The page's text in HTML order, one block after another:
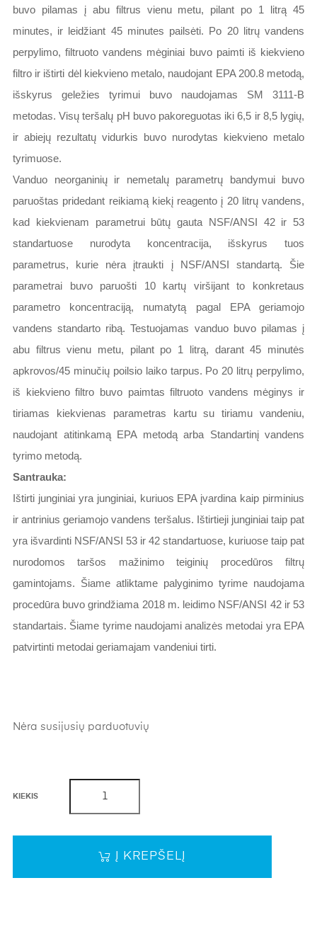
buvo pilamas į abu filtrus vienu metu, pilant po 1 litrą 45
minutes, ir leidžiant 45 minutes pailsėti. Po 20 litrų vandens
perpylimo, filtruoto vandens mėginiai buvo paimti iš kiekvieno
filtro ir ištirti dėl kiekvieno metalo, naudojant EPA 200.8 metodą,
išskyrus geležies tyrimui buvo naudojamas SM 3111-B
metodas. Visų teršalų pH buvo pakoreguotas iki 6,5 ir 8,5 lygių,
ir abiejų rezultatų vidurkis buvo nurodytas kiekvieno metalo
tyrimuose.
Vanduo neorganinių ir nemetalų parametrų bandymui buvo
paruoštas pridedant reikiamą kiekį reagento į 20 litrų vandens,
kad kiekvienam parametrui būtų gauta NSF/ANSI 42 ir 53
standartuose nurodyta koncentracija, išskyrus tuos
parametrus, kurie nėra įtraukti į NSF/ANSI standartą. Šie
parametrai buvo paruošti 10 kartų viršijant to konkretaus
parametro koncentraciją, numatytą pagal EPA geriamojo
vandens standarto ribą. Testuojamas vanduo buvo pilamas į
abu filtrus vienu metu, pilant po 1 litrą, darant 45 minutės
apkrovos/45 minučių poilsio laiko tarpus. Po 20 litrų perpylimo,
iš kiekvieno filtro buvo paimtas filtruoto vandens mėginys ir
tiriamas kiekvienas parametras kartu su tiriamu vandeniu,
naudojant atitinkamą EPA metodą arba Standartinį vandens
tyrimo metodą.
Santrauka:
Ištirti junginiai yra junginiai, kuriuos EPA įvardina kaip pirminius
ir antrinius geriamojo vandens teršalus. Ištirtieji junginiai taip pat
yra išvardinti NSF/ANSI 53 ir 42 standartuose, kuriuose taip pat
nurodomos taršos mažinimo teiginių procedūros filtrų
gamintojams. Šiame atliktame palyginimo tyrime naudojama
procedūra buvo grindžiama 2018 m. leidimo NSF/ANSI 42 ir 53
standartais. Šiame tyrime naudojami analizės metodai yra EPA
patvirtinti metodai geriamajam vandeniui tirti.
Nėra susijusių parduotuvių
KIEKIS
Į KREPŠELĮ